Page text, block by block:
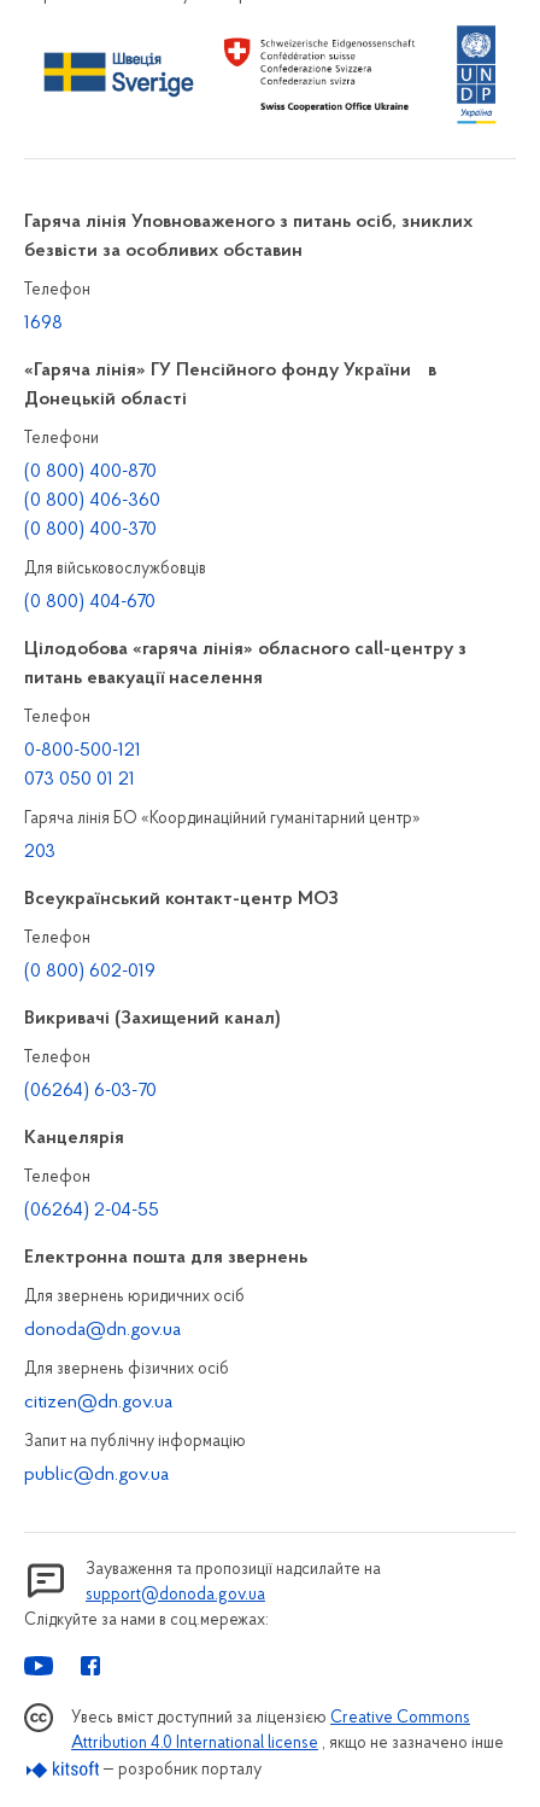
Гаряча лінія Уповноваженого з питань осіб, зниклих
безвісти за особливих обставин
Телефон
1698
«Гаряча лінія» ГУ Пенсійного фонду України в
Донецькій області
Телефони
(0 800) 400-870
(0 800) 406-360
(0 800) 400-370
Для військовослужбовців
(0 800) 404-670
Цілодобова «гаряча лінія» обласного call-центру з
питань евакуації населення
Телефон
0-800-500-121
073 050 01 21
Гаряча лінія БО «Координаційний гуманітарний центр»
203
Всеукраїнський контакт-центр МОЗ
Телефон
(0 800) 602-019
Викривачі (Захищений канал)
Телефон
(06264) 6-03-70
Канцелярiя
Телефон
(06264) 2-04-55
Електронна пошта для звернень
Для звернень юридичних осiб
donoda@dn.gov.ua
Для звернень фізичних осiб
citizen@dn.gov.ua
Запит на публiчну інформацiю
public@dn.gov.ua
Зауваження та пропозиції надсилайте на
support@donoda.gov.ua
Слідкуйте за нами в соц.мережах:
Увесь вміст доступний за ліцензією Creative Commons
Attribution 4.0 International license , якщо не зазначено інше
— розробник порталу